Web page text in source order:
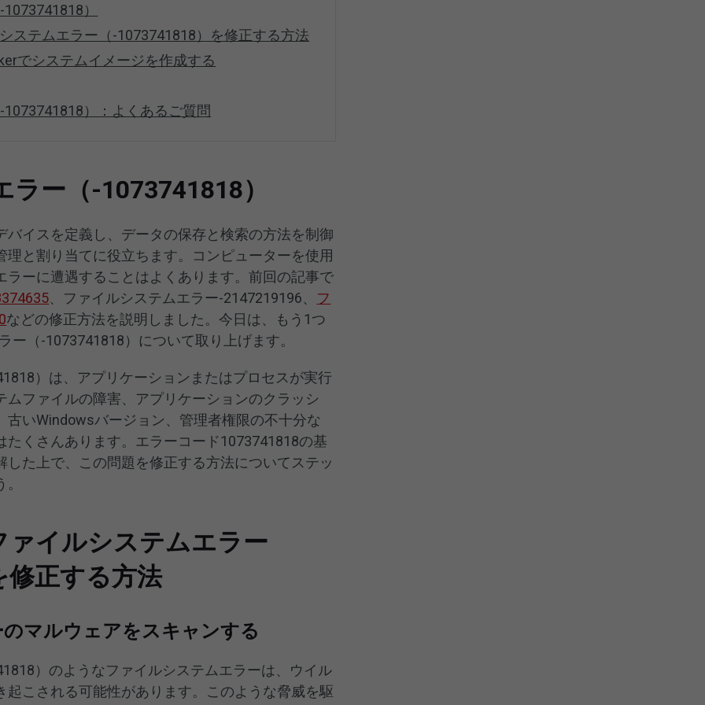
）
ステムエラー（-1073741818）を修正する方法
でシステムイメージを作成する
）：よくあるご質問
ー（-1073741818）
バイスを定義し、データの保存と検索の方法を制御
と割り当てに役立ちます。コンピューターを使用
ーに遭遇することはよくあります。前回の記事で
、ファイルシステムエラー-2147219196、 フ
などの修正方法を説明しました。今日は、もう1つ
ー（-1073741818）について取り上げます。
）は、アプリケーションまたはプロセスが実行
ファイルの障害、アプリケーションのクラッシ
いWindowsバージョン、管理者権限の不十分な
くさんあります。エラーコード1073741818の基
た上で、この問題を修正する方法についてステッ
イルシステムエラー
正する方法
マルウェアをスキャンする
）のようなファイルシステムエラーは、ウイル
こされる可能性があります。このような脅威を駆